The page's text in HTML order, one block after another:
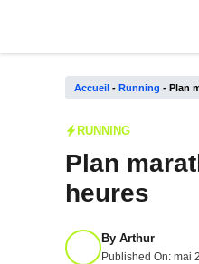
Accueil - Running - Plan
RUNNING
Plan
heures
By Arthur
Published On: mai